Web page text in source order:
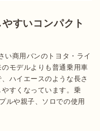
すいコンパクト
い商用バンのトヨタ・ライ
モデルよりも普通乗用車
ハイエースのような長さ
すくなっています。乗
ルや親子、ソロでの使用